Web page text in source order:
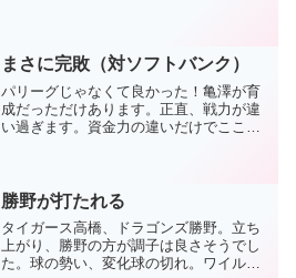
ンズが好きすぎて名古屋...
まさに完敗（対ソフトバンク）
パリーグじゃなくて良かった！亀澤が育
成だっただけあります。正直、戦力が違
い過ぎます。資金力の違いだけでここま
す（混乱摂津、素晴らしい...
勝野が打たれる
タイガース高橋、ドラゴンズ勝野。立ち
上がり、勝野の方が調子は良さそうでし
た。球の勢い、変化球の切れ。ワイルド